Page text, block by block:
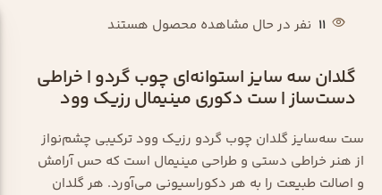
11 نفر در حال مشاهده محصول هستند
گلدان سه‌ سایز استوانه‌ای چوب گردو | خراطی
دست‌ساز | ست دکوری مینیمال رزیک وود
ست سه‌سایز گلدان چوب گردو رزیک وود ترکیبی چشم‌نواز
از هنر خراطی دستی و طراحی مینیمال است که حس آرامش
و اصالت طبیعت را به هر دکوراسیونی می‌آورد. هر گلدان